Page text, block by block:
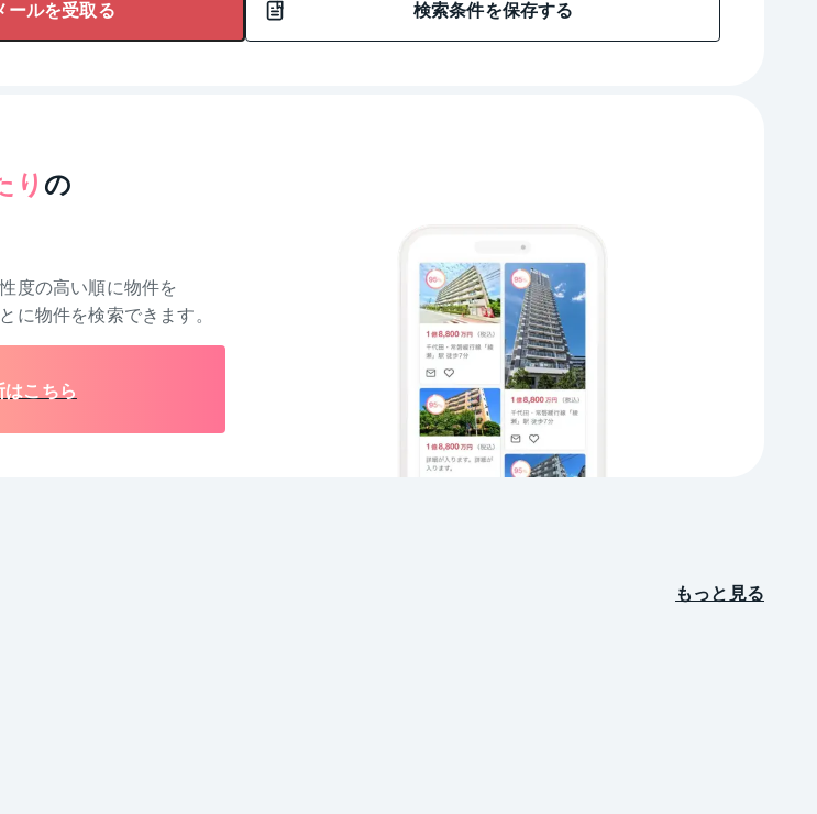
ールを受取る 検索条件を保存する
り の
度の高い順に物件を
に物件を検索できます。
こちら
もっと見る